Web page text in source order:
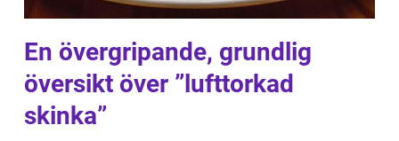
En övergripande, grundlig
översikt över ”lufttorkad
skinka”